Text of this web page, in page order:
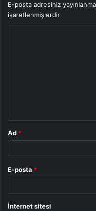
E-posta adresiniz
işaretlenmişlerdir
Ad *
E-posta *
İnternet sitesi